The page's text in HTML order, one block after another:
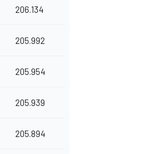
206.134
205.992
205.954
205.939
205.894